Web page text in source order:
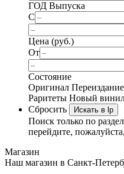
ГОД Выпуска
С
Цена (руб.)
От
Состояние
Оригинал Переиздание
Раритеты Новый
Сбросить
Искать в lp
Поиск только по
перейдите,
Магазин
Наш магазин в Санкт-